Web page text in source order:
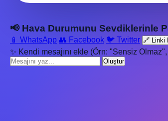
📢 Hava Durumunu Sevdiklerinle
📱 WhatsApp 👥 Facebook 🐦 Twitter 🔗 Linki
✨ Kendi mesajını ekle (Örn: "Sensiz Olmaz",
Oluştur